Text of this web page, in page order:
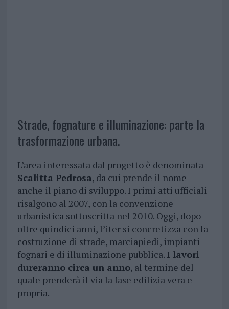
Strade, fognature e illuminazione: parte la
trasformazione urbana.
L’area interessata dal progetto è denominata
Scalitta Pedrosa, da cui prende il nome
anche il piano di sviluppo. I primi atti ufficiali
risalgono al 2007, con la convenzione
urbanistica sottoscritta nel 2010. Oggi, dopo
oltre quindici anni, l’iter si concretizza con la
costruzione di strade, marciapiedi, impianti
fognari e di illuminazione pubblica. I lavori
dureranno circa un anno, al termine del
quale prenderà il via la fase edilizia vera e
propria.